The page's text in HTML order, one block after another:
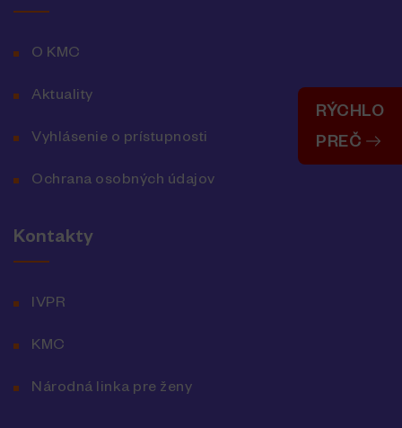
RÝCHLO
PREČ
O KMC
Aktuality
Vyhlásenie o prístupnosti
Ochrana osobných údajov
Kontakty
IVPR
KMC
Národná linka pre ženy